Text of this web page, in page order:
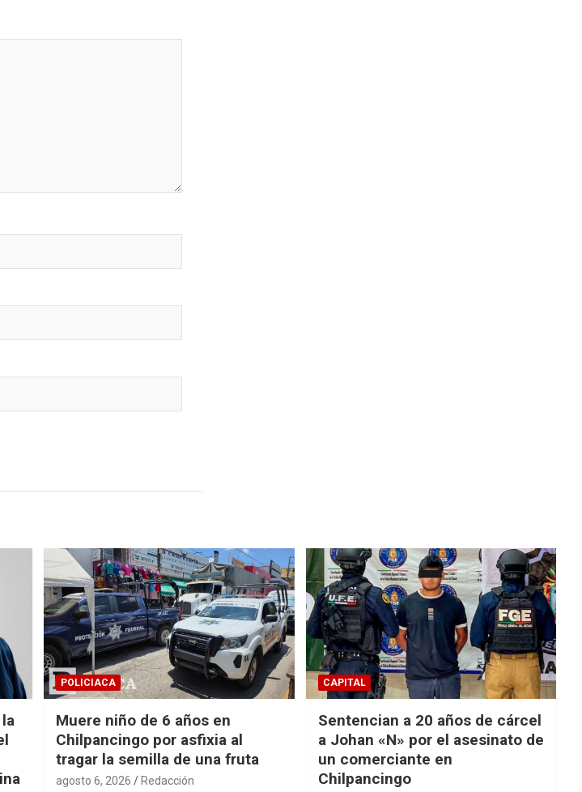
POLICIACA
Muere niño de 6 años en
Chilpancingo por asfixia al
tragar la semilla de una fruta
agosto 6, 2026 Redacción
CAPITAL
Sentencian a 20 años de cárcel
a Johan «N» por el asesinato de
un comerciante en
Chilpancingo